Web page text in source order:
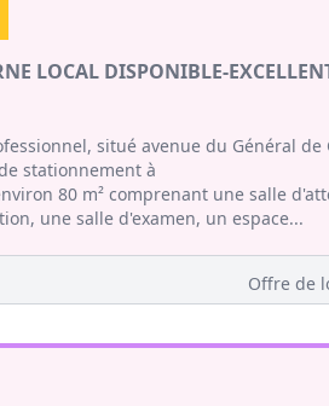
LOCAL DISPONIBLE-
situé avenue du Général
stationnement à
80 m² comprenant une salle
une salle d'examen, un espace...
Offre de